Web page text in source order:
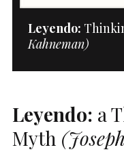
Leyendo:
Kahneman)
Leyendo: a
Myth